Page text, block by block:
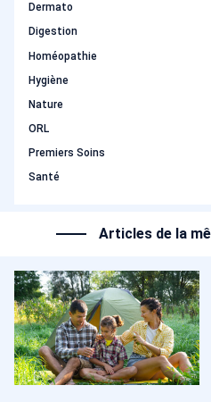
Dermato
Digestion
Homéopathie
Hygiène
Nature
ORL
Premiers Soins
Santé
Articles de la